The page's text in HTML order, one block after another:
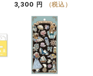
3,300 円 （税込）